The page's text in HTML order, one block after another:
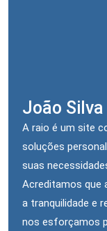
João Silva
A raio é um site
soluções
suas
Acreditamos que
a tranquilidade e
nos esforçamos